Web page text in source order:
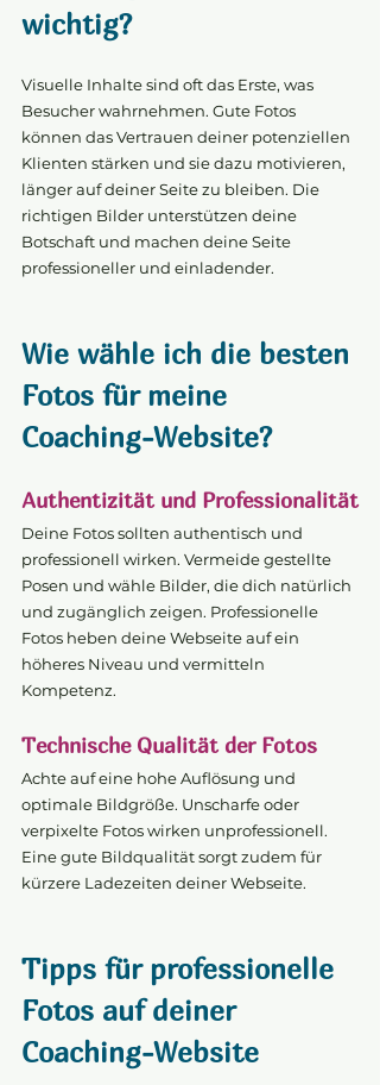
wichtig?
Visuelle Inhalte sind oft das Erste, was
Besucher wahrnehmen. Gute Fotos
können das Vertrauen deiner potenziellen
Klienten stärken und sie dazu motivieren,
länger auf deiner Seite zu bleiben. Die
richtigen Bilder unterstützen deine
Botschaft und machen deine Seite
professioneller und einladender.
Wie wähle ich die besten
Fotos für meine
Coaching-Website?
Authentizität und Professionalität
Deine Fotos sollten authentisch und
professionell wirken. Vermeide gestellte
Posen und wähle Bilder, die dich natürlich
und zugänglich zeigen. Professionelle
Fotos heben deine Webseite auf ein
höheres Niveau und vermitteln
Kompetenz.
Technische Qualität der Fotos
Achte auf eine hohe Auflösung und
optimale Bildgröße. Unscharfe oder
verpixelte Fotos wirken unprofessionell.
Eine gute Bildqualität sorgt zudem für
kürzere Ladezeiten deiner Webseite.
Tipps für professionelle
Fotos auf deiner
Coaching-Website